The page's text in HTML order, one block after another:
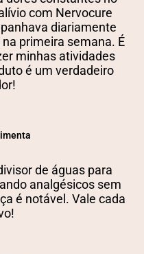
com Nervocure
diariamente
primeira semana. É
minhas atividades
é um verdadeiro
de águas para
analgésicos sem
é notável. Vale cada